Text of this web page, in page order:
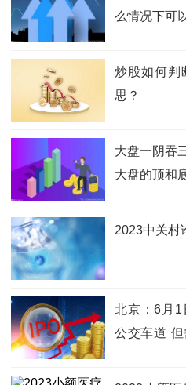
么情况下可
炒股如何判
思？
大盘一阴吞
大盘的顶和
2023中关村
北京：6月1
公交车道